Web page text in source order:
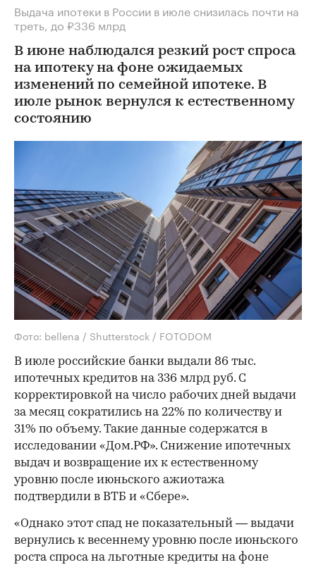
Выдача ипотеки в России в июле снизилась почти на
треть, до ₽336 млрд
В июне наблюдался резкий рост спроса
на ипотеку на фоне ожидаемых
изменений по семейной ипотеке. В
июле рынок вернулся к естественному
состоянию
Фото: bellena / Shutterstock / FOTODOM
В июле российские банки выдали 86 тыс.
ипотечных кредитов на 336 млрд руб. С
корректировкой на число рабочих дней выдачи
за месяц сократились на 22% по количеству и
31% по объему. Такие данные содержатся в
исследовании «Дом.РФ». Снижение ипотечных
выдач и возвращение их к естественному
уровню после июньского ажиотажа
подтвердили в ВТБ и «Сбере».
«Однако этот спад не показательный — выдачи
вернулись к весеннему уровню после июньского
роста спроса на льготные кредиты на фоне